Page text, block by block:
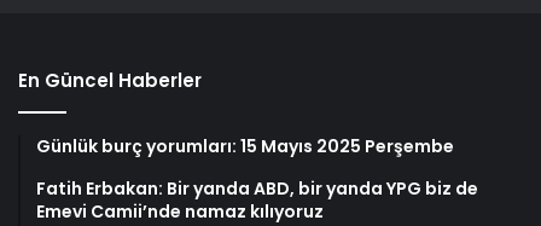
En Güncel Haberler
Günlük burç yorumları: 15 Mayıs 2025 Perşembe
Fatih Erbakan: Bir yanda ABD, bir yanda YPG biz de
Emevi Camii’nde namaz kılıyoruz